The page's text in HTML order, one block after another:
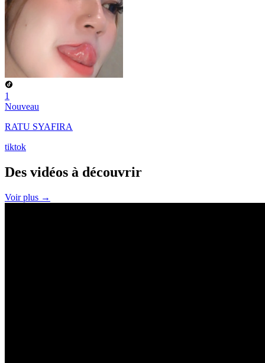
1
Nouveau
RATU SYAFIRA
tiktok
Des vidéos à découvrir
Voir plus →